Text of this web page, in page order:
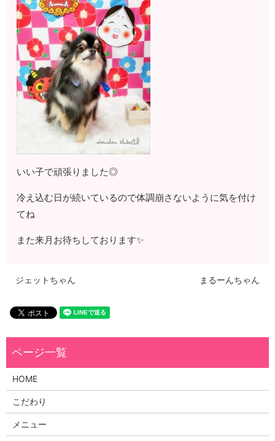
いい子で頑張りました◎
冷え込む日が続いているので体調崩さないように気を付け
てね
また来月お待ちしております✨
ジェットちゃん まるーんちゃん
HOME
こだわり
メニュー